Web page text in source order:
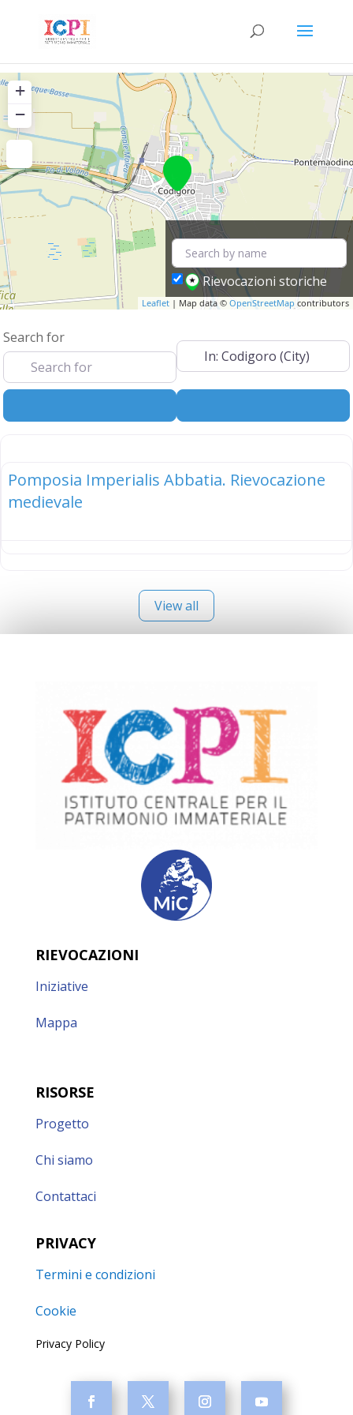
+
−
Leaflet | Map data © OpenStreetMap contributors
Rievocazioni storiche
Search for
Near
Pomposia Imperialis Abbatia. Rievocazione
medievale
View all
RIEVOCAZIONI
Iniziative
Mappa
RISORSE
Progetto
Chi siamo
Contattaci
PRIVACY
Termini e condizioni
Cookie
Privacy Policy